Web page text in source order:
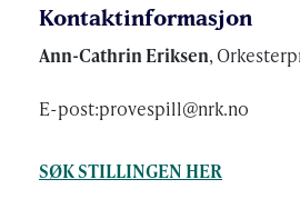
Kontaktinformasjon
Ann-Cathrin Eriksen,
E-post:provespill@nrk.no
SØK STILLINGEN HER